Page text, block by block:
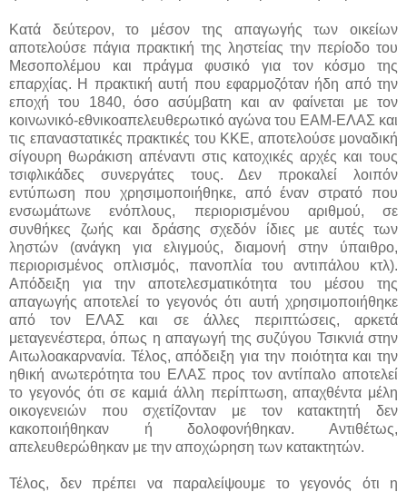
Κατά δεύτερον, το μέσον της απαγωγής των οικείων
αποτελούσε πάγια πρακτική της ληστείας την περίοδο του
Μεσοπολέμου και πράγμα φυσικό για τον κόσμο της
επαρχίας. Η πρακτική αυτή που εφαρμοζόταν ήδη από την
εποχή του 1840, όσο ασύμβατη και αν φαίνεται με τον
κοινωνικό-εθνικοαπελευθερωτικό αγώνα του ΕΑΜ-ΕΛΑΣ και
τις επαναστατικές πρακτικές του ΚΚΕ, αποτελούσε μοναδική
σίγουρη θωράκιση απέναντι στις κατοχικές αρχές και τους
τσιφλικάδες συνεργάτες τους. Δεν προκαλεί λοιπόν
εντύπωση που χρησιμοποιήθηκε, από έναν στρατό που
ενσωμάτωνε ενόπλους, περιορισμένου αριθμού, σε
συνθήκες ζωής και δράσης σχεδόν ίδιες με αυτές των
ληστών (ανάγκη για ελιγμούς, διαμονή στην ύπαιθρο,
περιορισμένος οπλισμός, πανοπλία του αντιπάλου κτλ).
Απόδειξη για την αποτελεσματικότητα του μέσου της
απαγωγής αποτελεί το γεγονός ότι αυτή χρησιμοποιήθηκε
από τον ΕΛΑΣ και σε άλλες περιπτώσεις, αρκετά
μεταγενέστερα, όπως η απαγωγή της συζύγου Τσικνιά στην
Αιτωλοακαρνανία. Τέλος, απόδειξη για την ποιότητα και την
ηθική ανωτερότητα του ΕΛΑΣ προς τον αντίπαλο αποτελεί
το γεγονός ότι σε καμιά άλλη περίπτωση, απαχθέντα μέλη
οικογενειών που σχετίζονταν με τον κατακτητή δεν
κακοποιήθηκαν ή δολοφονήθηκαν. Αντιθέτως,
απελευθερώθηκαν με την αποχώρηση των κατακτητών.
Τέλος, δεν πρέπει να παραλείψουμε το γεγονός ότι η